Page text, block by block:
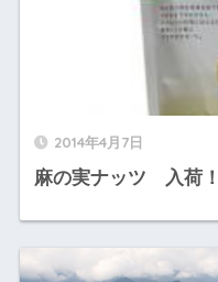
2014年4月7日
麻の実ナッツ 入荷！